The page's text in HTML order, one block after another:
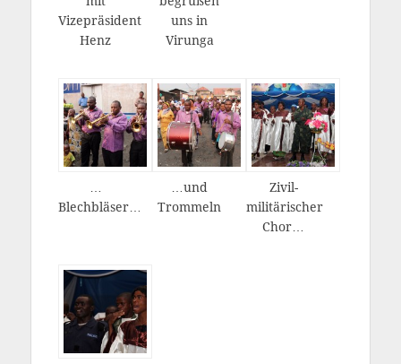
Vizepräsident
Henz
uns in
Virunga
Blechbläser…
…und
Trommeln
Zivil-
militärischer
Chor…